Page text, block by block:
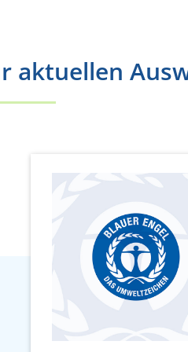
aktuellen